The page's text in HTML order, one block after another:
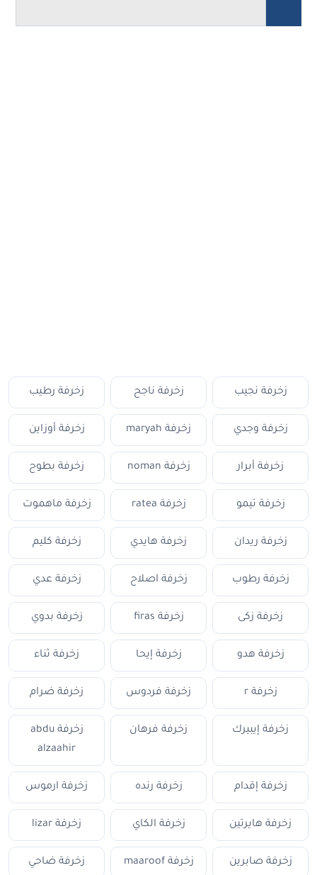
زخرفة نجيب زخرفة ناجح زخرفة رطيب
زخرفة وجدي زخرفة maryah زخرفة أوزاين
زخرفة أبرار زخرفة noman زخرفة بطوح
زخرفة تيمو زخرفة ratea زخرفة ماهموت
زخرفة ريدان زخرفة هايدي زخرفة كليم
زخرفة رطوب زخرفة اصلاح زخرفة عدي
زخرفة زكى زخرفة firas زخرفة بدوي
زخرفة هدو زخرفة إيحا زخرفة ثناء
زخرفة r زخرفة فردوس زخرفة ضرام
زخرفة إيبيرك زخرفة فرهان
زخرفة abdu
alzaahir
زخرفة إقدام زخرفة رنده زخرفة ارموس
زخرفة هايرتين زخرفة الكاي زخرفة lizar
زخرفة صابرين زخرفة maaroof زخرفة ضاحي